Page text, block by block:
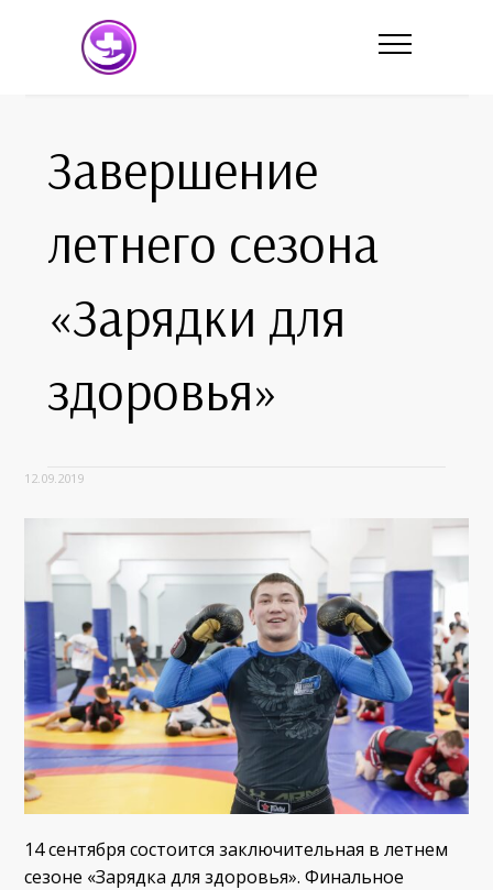
Завершение
летнего сезона
«Зарядки для
здоровья»
12.09.2019
14 сентября состоится заключительная в летнем
сезоне «Зарядка для здоровья». Финальное